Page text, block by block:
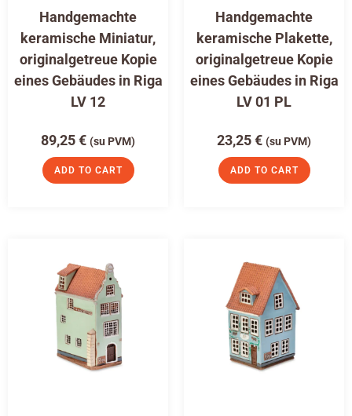
Handgemachte
keramische Miniatur,
originalgetreue Kopie
eines Gebäudes in Riga
LV 12
89,25€ (su PVM)
ADD TO CART
Handgemachte
keramische Plakette,
originalgetreue Kopie
eines Gebäudes in Riga
LV 01 PL
23,25€ (su PVM)
ADD TO CART